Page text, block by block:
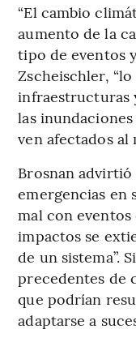
“El cambio
aumento de la
tipo de eventos
Zscheischler,
infraestructuras
las
ven afectados al
Brosnan
emergencias en
mal con
impactos se
de un sistema”.
precedentes de
que podrían
adaptarse a